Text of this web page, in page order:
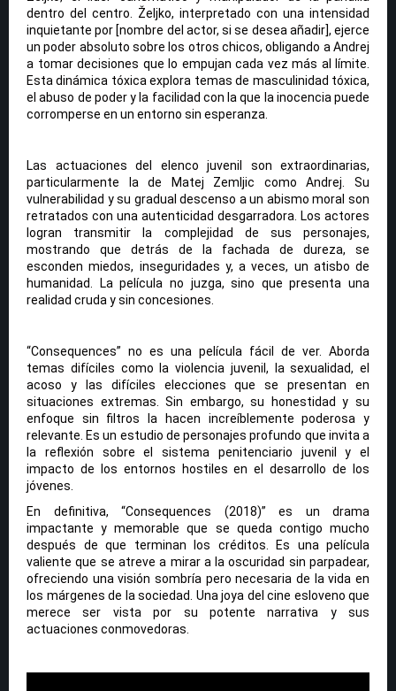
dentro del centro. Željko, interpretado con una intensidad
inquietante por [nombre del actor, si se desea añadir], ejerce
un poder absoluto sobre los otros chicos, obligando a Andrej
a tomar decisiones que lo empujan cada vez más al límite.
Esta dinámica tóxica explora temas de masculinidad tóxica,
el abuso de poder y la facilidad con la que la inocencia puede
corromperse en un entorno sin esperanza.
Las actuaciones del elenco juvenil son extraordinarias,
particularmente la de Matej Zemljic como Andrej. Su
vulnerabilidad y su gradual descenso a un abismo moral son
retratados con una autenticidad desgarradora. Los actores
logran transmitir la complejidad de sus personajes,
mostrando que detrás de la fachada de dureza, se
esconden miedos, inseguridades y, a veces, un atisbo de
humanidad. La película no juzga, sino que presenta una
realidad cruda y sin concesiones.
“Consequences” no es una película fácil de ver. Aborda
temas difíciles como la violencia juvenil, la sexualidad, el
acoso y las difíciles elecciones que se presentan en
situaciones extremas. Sin embargo, su honestidad y su
enfoque sin filtros la hacen increíblemente poderosa y
relevante. Es un estudio de personajes profundo que invita a
la reflexión sobre el sistema penitenciario juvenil y el
impacto de los entornos hostiles en el desarrollo de los
jóvenes.
En definitiva, “Consequences (2018)” es un drama
impactante y memorable que se queda contigo mucho
después de que terminan los créditos. Es una película
valiente que se atreve a mirar a la oscuridad sin parpadear,
ofreciendo una visión sombría pero necesaria de la vida en
los márgenes de la sociedad. Una joya del cine esloveno que
merece ser vista por su potente narrativa y sus
actuaciones conmovedoras.